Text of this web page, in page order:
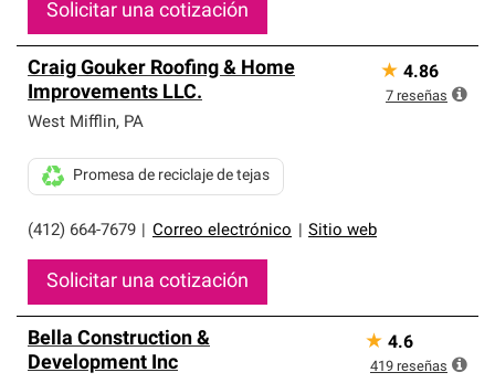
Solicitar una cotización
Craig Gouker Roofing & Home
Improvements LLC.
West Mifflin, PA
(412) 664-7679 Correo electrónico Sitio web
Promesa de reciclaje de tejas
Solicitar una cotización
★ 4.86
7 reseñas
Bella Construction &
Development Inc
★ 4.6
419 reseñas